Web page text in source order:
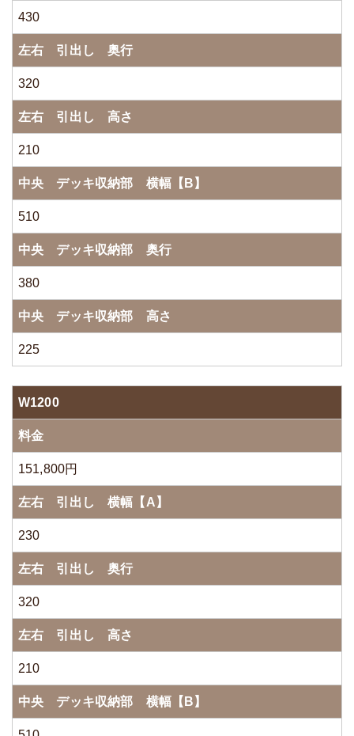
430
左右 引出し 奥行
320
左右 引出し 高さ
210
中央 デッキ収納部 横幅【B】
510
中央 デッキ収納部 奥行
380
中央 デッキ収納部 高さ
225
W1200
料金
151,800円
左右 引出し 横幅【A】
230
左右 引出し 奥行
320
左右 引出し 高さ
210
中央 デッキ収納部 横幅【B】